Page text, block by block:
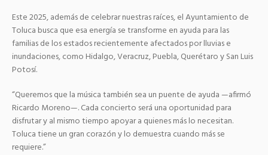
Este 2025, además de celebrar nuestras raíces, el Ayuntamiento de
Toluca busca que esa energía se transforme en ayuda para las
familias de los estados recientemente afectados por lluvias e
inundaciones, como Hidalgo, Veracruz, Puebla, Querétaro y San Luis
Potosí.
“Queremos que la música también sea un puente de ayuda —afirmó
Ricardo Moreno—. Cada concierto será una oportunidad para
disfrutar y al mismo tiempo apoyar a quienes más lo necesitan.
Toluca tiene un gran corazón y lo demuestra cuando más se
requiere.”